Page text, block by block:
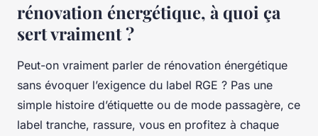
rénovation énergétique, à quoi ça
sert vraiment ?
Peut-on vraiment parler de rénovation énergétique
sans évoquer l’exigence du label RGE ? Pas une
simple histoire d’étiquette ou de mode passagère, ce
label tranche, rassure, vous en profitez à chaque